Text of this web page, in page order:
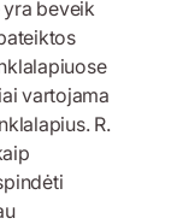
yra beveik
vartojama
R.